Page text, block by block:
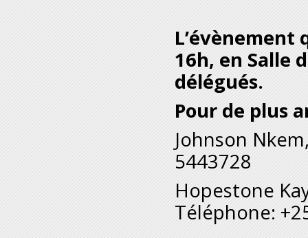
L’évènement
16h, en Salle
délégués.
Pour de plus
Johnson
5443728
Hopestone
Téléphone: